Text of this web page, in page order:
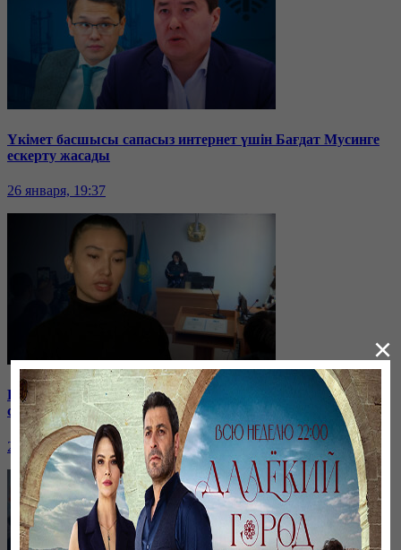
Үкімет басшысы сапасыз интернет үшін Бағдат Мусинге
ескерту жасады
26 января, 19:37
Бірнеше отбасын алдаған туристік фирма директоры
сотталып жатыр
26 января, 19:36
×